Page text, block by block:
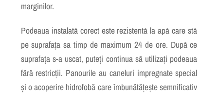
marginilor.
Podeaua instalată corect este rezistentă la apă care stă
pe suprafața sa timp de maximum 24 de ore. După ce
suprafața s-a uscat, puteți continua să utilizați podeaua
fără restricții. Panourile au caneluri impregnate special
și o acoperire hidrofobă care îmbunătățește semnificativ